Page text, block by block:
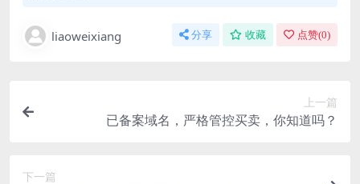
liaoweixiang 分享 收藏 点赞(0)
上一篇
已备案域名，严格管控买卖，你知道吗？
下一篇